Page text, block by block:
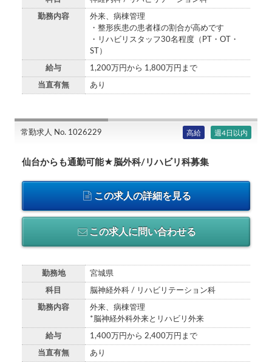
勤務内容
外来、病棟管理
・整形疾患の患者様の割合が高めです
・リハビリスタッフ30名程度（PT・OT・
ST）
給与 1,200万円から 1,800万円まで
当直有無 あり
常勤求人 No. 1026229 高給 週4日以内
仙台からも通勤可能★脳外科/リハビリ科募集
この求人の詳細を見る
この求人に問い合わせる
勤務地 宮城県
科目 脳神経外科 / リハビリテーション科
勤務内容
外来、病棟管理
*脳神経外科外来とリハビリ外来
給与 1,400万円から 2,400万円まで
当直有無 あり